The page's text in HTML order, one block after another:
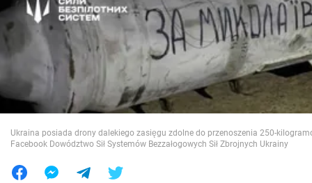
Wojna na Ukrainie
Jedzenie
Ukraina posiada drony dalekiego zasięgu zdolne do przenoszenia 250-
Facebook Dowództwo Sił Systemów Bezzałogowych Sił Zbrojnych Ukrainy